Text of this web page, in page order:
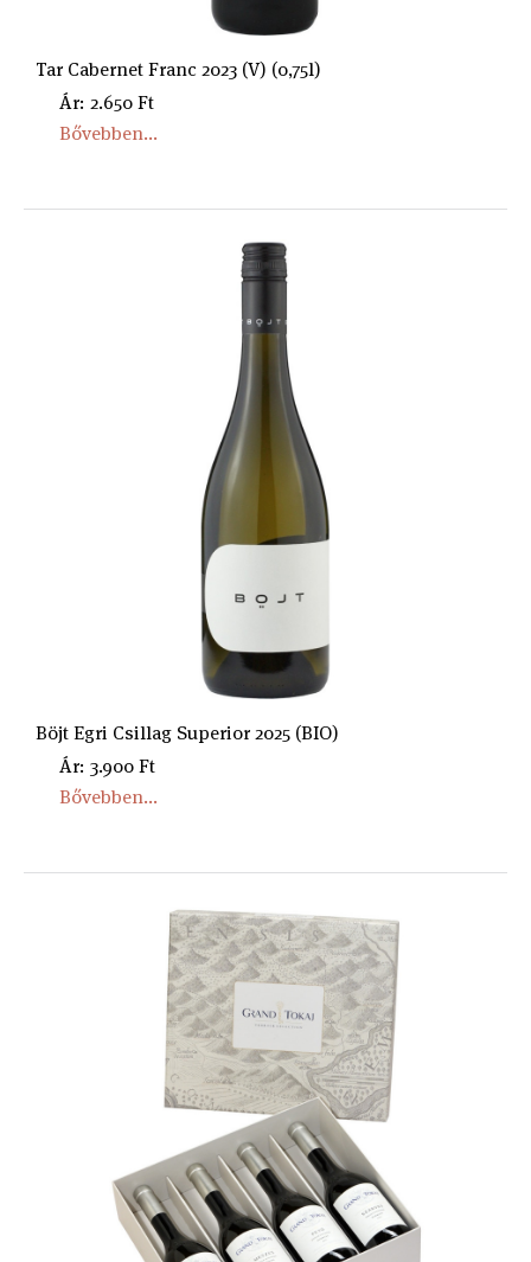
Tar Cabernet Franc 2023 (V) (0,75l)
Ár: 2.650 Ft
Bővebben...
Böjt Egri Csillag Superior 2025 (BIO)
Ár: 3.900 Ft
Bővebben...